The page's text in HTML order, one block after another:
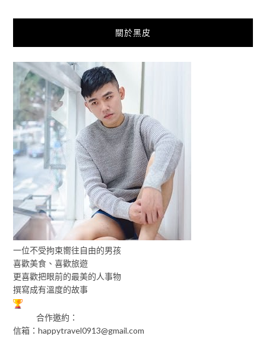
關於黑皮
一位不受拘束嚮往自由的男孩
喜歡美食、喜歡旅遊
更喜歡把眼前的最美的人事物
撰寫成有溫度的故事
合作邀約：
信箱：happytravel0913@gmail.com